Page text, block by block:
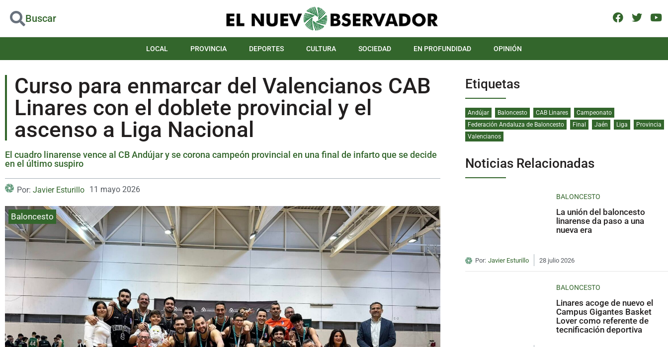
Buscar
LOCAL PROVINCIA DEPORTES CULTURA SOCIEDAD EN PROFUNDIDAD OPINIÓN
Curso para enmarcar del Valencianos CAB
Linares con el doblete provincial y el
ascenso a Liga Nacional
El cuadro linarense vence al CB Andújar y se corona campeón provincial en una final de infarto que se decide
en el último suspiro
Por: Javier Esturillo 11 mayo 2026
Baloncesto
Etiquetas
Andújar Baloncesto CAB Linares
Campeonato
Federación Andaluza de Baloncesto
Final Jaén Liga
Provincia
Valencianos
Noticias Relacionadas
BALONCESTO
La unión del baloncesto
linarense da paso a una
nueva era
Por: Javier Esturillo 28 julio 2026
BALONCESTO
Linares acoge de nuevo el
Campus Gigantes Basket
Lover como referente de
tecnificación deportiva